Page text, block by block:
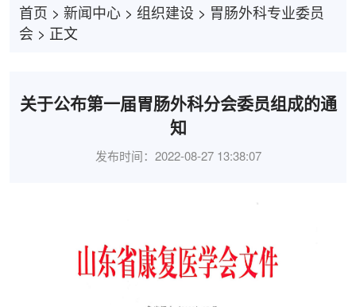
首页 > 新闻中心> 组织建设 > 胃肠外科专业委员
会 > 正文
关于公布第一届胃肠外科分会委员组成的通
知
发布时间：2022-08-27 13:38:07